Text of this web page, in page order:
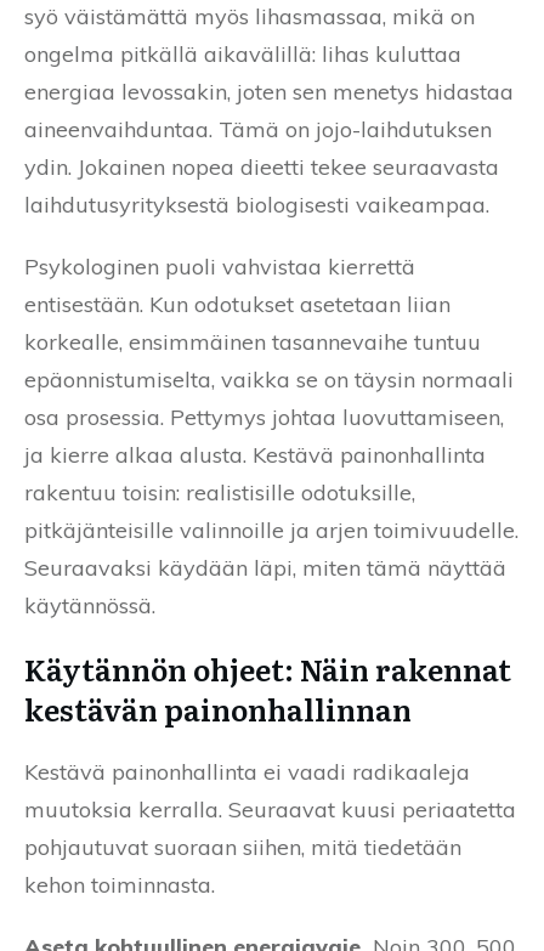
syö väistämättä myös lihasmassaa, mikä on
ongelma pitkällä aikavälillä: lihas kuluttaa
energiaa levossakin, joten sen menetys hidastaa
aineenvaihduntaa. Tämä on jojo-laihdutuksen
ydin. Jokainen nopea dieetti tekee seuraavasta
laihdutusyrityksestä biologisesti vaikeampaa.
Psykologinen puoli vahvistaa kierrettä
entisestään. Kun odotukset asetetaan liian
korkealle, ensimmäinen tasannevaihe tuntuu
epäonnistumiselta, vaikka se on täysin normaali
osa prosessia. Pettymys johtaa luovuttamiseen,
ja kierre alkaa alusta. Kestävä painonhallinta
rakentuu toisin: realistisille odotuksille,
pitkäjänteisille valinnoille ja arjen toimivuudelle.
Seuraavaksi käydään läpi, miten tämä näyttää
käytännössä.
Käytännön ohjeet: Näin rakennat
kestävän painonhallinnan
Kestävä painonhallinta ei vaadi radikaaleja
muutoksia kerralla. Seuraavat kuusi periaatetta
pohjautuvat suoraan siihen, mitä tiedetään
kehon toiminnasta.